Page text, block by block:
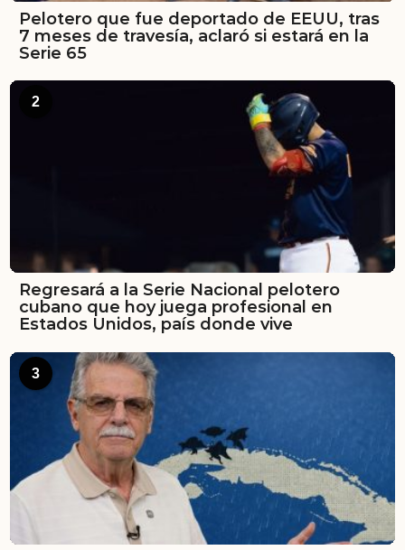
Pelotero que fue deportado de EEUU, tras
7 meses de travesía, aclaró si estará en la
Serie 65
2
Regresará a la Serie Nacional pelotero
cubano que hoy juega profesional en
Estados Unidos, país donde vive
3